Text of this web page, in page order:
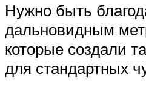
Нужно быть
дальновидным
которые создали
для стандартных